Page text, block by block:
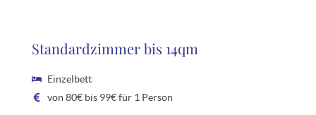
Standardzimmer bis 14qm
Einzelbett
von 80€ bis 99€ für 1 Person